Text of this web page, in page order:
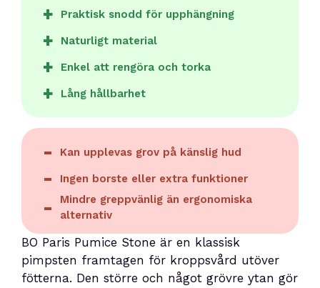
Praktisk snodd för upphängning
Naturligt material
Enkel att rengöra och torka
Lång hållbarhet
Kan upplevas grov på känslig hud
Ingen borste eller extra funktioner
Mindre greppvänlig än ergonomiska
alternativ
BO Paris Pumice Stone är en klassisk
pimpsten framtagen för kroppsvård utöver
fötterna. Den större och något grövre ytan gör